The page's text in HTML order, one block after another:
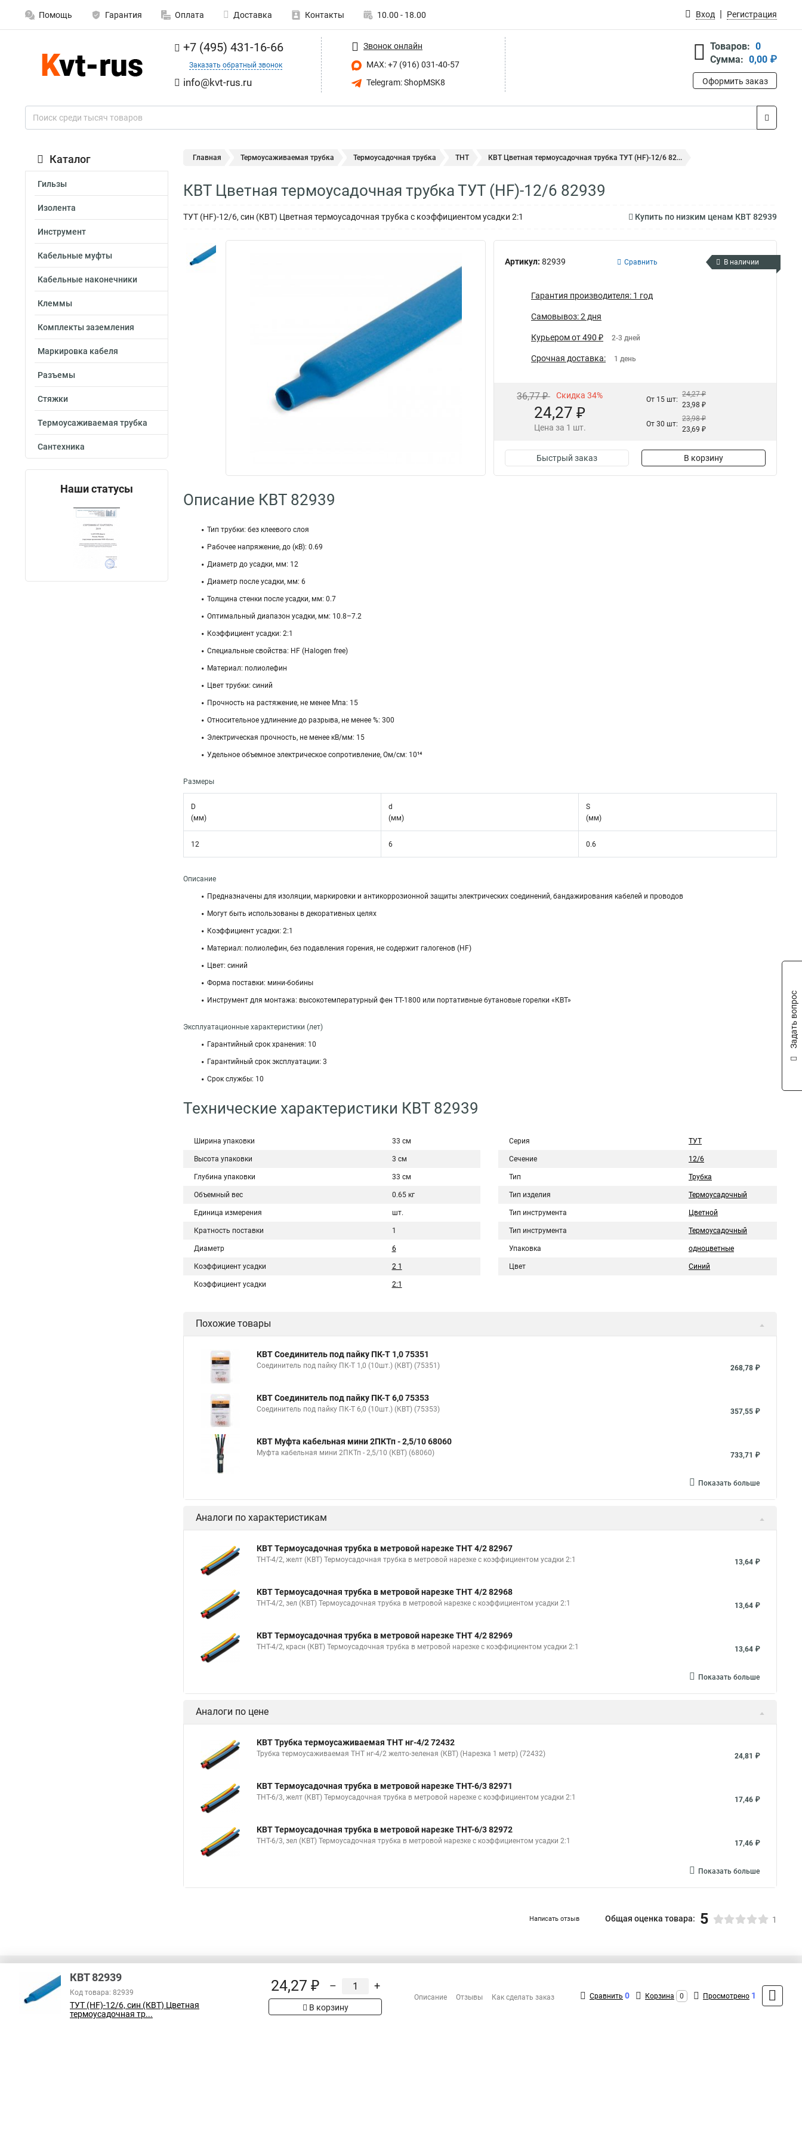
Помощь Гарантия Оплата Доставка Контакты 10.00 - 18.00 Вход Регистрация
+7 (495) 431-16-66
Заказать обратный звонок
info@kvt-rus.ru
Звонок онлайн
MAX: +7 (916) 031-40-57
Telegram: ShopMSK8
Товаров: 0
Сумма: 0,00 ₽
Оформить заказ
Каталог
Гильзы
Изолента
Инструмент
Кабельные муфты
Кабельные наконечники
Клеммы
Комплекты заземления
Маркировка кабеля
Разъемы
Стяжки
Термоусаживаемая трубка
Сантехника
Наши статусы
Главная Термоусаживаемая трубка Термоусадочная трубка ТНТ КВТ Цветная термоусадочная трубка ТУТ (HF)-12/6 82...
КВТ Цветная термоусадочная трубка ТУТ (HF)-12/6 82939
ТУТ (HF)-12/6, син (КВТ) Цветная термоусадочная трубка с коэффициентом усадки 2:1 Купить по низким ценам КВТ 82939
Артикул: 82939 Сравнить В наличии
Гарантия производителя: 1 год
Самовывоз: 2 дня
Курьером от 490 ₽ 2-3 дней
Срочная доставка: 1 день
36,77 ₽ Скидка 34%
24,27 ₽
Цена за 1 шт.
От 15 шт:
24,27 ₽
23,98 ₽
От 30 шт:
23,98 ₽
23,69 ₽
Быстрый заказ В корзину
Описание КВТ 82939
Тип трубки: без клеевого слоя
Рабочее напряжение, до (кВ): 0.69
Диаметр до усадки, мм: 12
Диаметр после усадки, мм: 6
Толщина стенки после усадки, мм: 0.7
Оптимальный диапазон усадки, мм: 10.8–7.2
Коэффициент усадки: 2:1
Специальные свойства: HF (Halogen free)
Материал: полиолефин
Цвет трубки: синий
Прочность на растяжение, не менее Мпа: 15
Относительное удлинение до разрыва, не менее %: 300
Электрическая прочность, не менее кВ/мм: 15
Удельное объемное электрическое сопротивление, Ом/см: 10¹⁴
Размеры
D
(мм)
d
(мм)
S
(мм)
12 6 0.6
Описание
Предназначены для изоляции, маркировки и антикоррозионной защиты электрических соединений, бандажирования кабелей и проводов
Могут быть использованы в декоративных целях
Коэффициент усадки: 2:1
Материал: полиолефин, без подавления горения, не содержит галогенов (HF)
Цвет: синий
Форма поставки: мини-бобины
Инструмент для монтажа: высокотемпературный фен ТТ-1800 или портативные бутановые горелки «КВТ»
Эксплуатационные характеристики (лет)
Гарантийный срок хранения: 10
Гарантийный срок эксплуатации: 3
Срок службы: 10
Технические характеристики КВТ 82939
Ширина упаковки 33 см
Высота упаковки 3 см
Глубина упаковки 33 см
Объемный вес 0.65 кг
Единица измерения шт.
Кратность поставки 1
Диаметр 6
Коэффициент усадки 2 1
Коэффициент усадки 2:1
Серия ТУТ
Сечение 12/6
Тип Трубка
Тип изделия Термоусадочный
Тип инструмента Цветной
Тип инструмента Термоусадочный
Упаковка одноцветные
Цвет Синий
Похожие товары
КВТ Соединитель под пайку ПК-Т 1,0 75351
Соединитель под пайку ПК-Т 1,0 (10шт.) (КВТ) (75351) 268,78 ₽
КВТ Соединитель под пайку ПК-Т 6,0 75353
Соединитель под пайку ПК-Т 6,0 (10шт.) (КВТ) (75353) 357,55 ₽
КВТ Муфта кабельная мини 2ПКТп - 2,5/10 68060
Муфта кабельная мини 2ПКТп - 2,5/10 (КВТ) (68060) 733,71 ₽
Показать больше
Аналоги по характеристикам
КВТ Термоусадочная трубка в метровой нарезке ТНТ 4/2 82967
ТНТ-4/2, желт (КВТ) Термоусадочная трубка в метровой нарезке с коэффициентом усадки 2:1 13,64 ₽
КВТ Термоусадочная трубка в метровой нарезке ТНТ 4/2 82968
ТНТ-4/2, зел (КВТ) Термоусадочная трубка в метровой нарезке с коэффициентом усадки 2:1 13,64 ₽
КВТ Термоусадочная трубка в метровой нарезке ТНТ 4/2 82969
ТНТ-4/2, красн (КВТ) Термоусадочная трубка в метровой нарезке с коэффициентом усадки 2:1 13,64 ₽
Показать больше
Аналоги по цене
КВТ Трубка термоусаживаемая ТНТ нг-4/2 72432
Трубка термоусаживаемая ТНТ нг-4/2 желто-зеленая (КВТ) (Нарезка 1 метр) (72432) 24,81 ₽
КВТ Термоусадочная трубка в метровой нарезке ТНТ-6/3 82971
ТНТ-6/3, желт (КВТ) Термоусадочная трубка в метровой нарезке с коэффициентом усадки 2:1 17,46 ₽
КВТ Термоусадочная трубка в метровой нарезке ТНТ-6/3 82972
ТНТ-6/3, зел (КВТ) Термоусадочная трубка в метровой нарезке с коэффициентом усадки 2:1 17,46 ₽
Показать больше
Написать отзыв Общая оценка товара: 5 1
В соответствии с пунктом 2 статьи 437 ГК РФ, вся информация о товарах на сайте имеет
справочный характер и не является публичной офертой. При покупке проверяйте товар
Сотрудничество
+7 (495) 431-16-66
MAX: +7 (916) 031-40-57
КВТ 82939
Код товара: 82939
ТУТ (HF)-12/6, син (КВТ) Цветная
термоусадочная тр...
24,27 ₽ – +
В корзину
Описание Отзывы Как сделать заказ Сравнить 0 Корзина 0 Просмотрено 1
Задать вопрос